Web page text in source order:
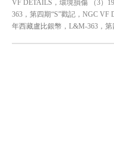
VF DETAILS，環境損傷 （3）
363，第四期“S”戳記，NGC
年西藏盧比銀幣，L&M-363，第